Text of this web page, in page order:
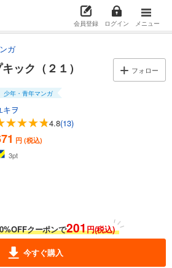
会員登録 ログイン メニュー
ガ
ック（２１） フォロー
少年・青年マンガ
キヲ
4.8(13)
円 (税込)
3pt
クーポンで201円(税込)
今すぐ購入
カート
試し読み
示する
ロップキック（１３）
示する
ロップキック（１４）
ドロップキック（１５）